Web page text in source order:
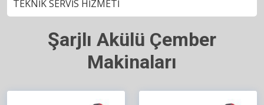
TEKNİK SERVİS HİZMETİ
Şarjlı Akülü Çember
Makinaları